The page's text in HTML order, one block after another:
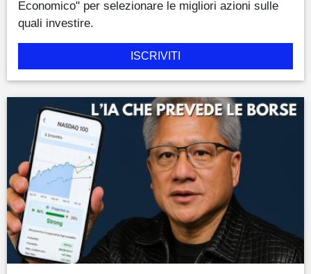
Economico" per selezionare le migliori azioni sulle
quali investire.
ISCRIVITI